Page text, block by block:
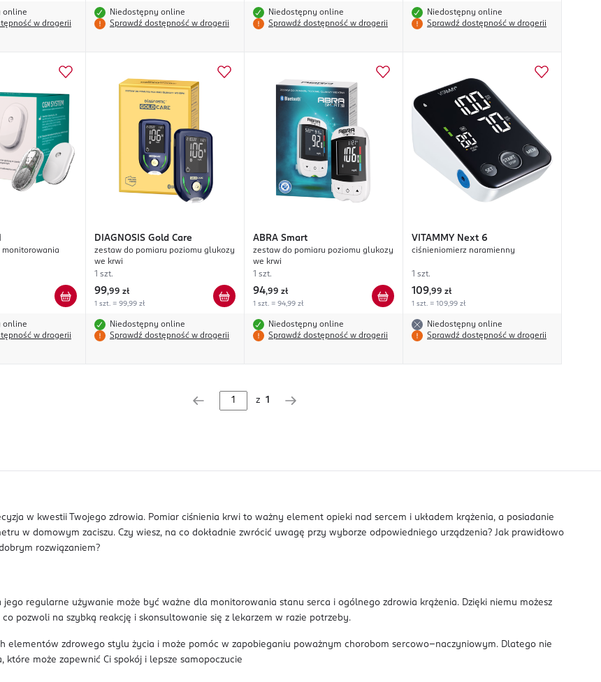
online
w drogerii
Niedostępny online
Sprawdź dostępność w drogerii
Niedostępny online
Sprawdź dostępność w drogerii
Niedostępny online
Sprawdź dostępność w drogerii
monitorowania
online
w drogerii
DIAGNOSIS Gold Care
zestaw do pomiaru poziomu glukozy
we krwi
1 szt.
99,99 zł
1 szt. = 99,99 zł
Niedostępny online
Sprawdź dostępność w drogerii
ABRA Smart
zestaw do pomiaru poziomu glukozy
we krwi
1 szt.
94,99 zł
1 szt. = 94,99 zł
Niedostępny online
Sprawdź dostępność w drogerii
VITAMMY Next 6
ciśnieniomierz naramienny
1 szt.
109,99 zł
1 szt. = 109,99 zł
Niedostępny online
Sprawdź dostępność w drogerii
z 1
w kwestii Twojego zdrowia. Pomiar ciśnienia krwi to ważny element opieki nad sercem i układem krążenia, a posiadanie
w domowym zaciszu. Czy wiesz, na co dokładnie zwrócić uwagę przy wyborze odpowiedniego urządzenia? Jak prawidłowo
rozwiązaniem?
regularne używanie może być ważne dla monitorowania stanu serca i ogólnego zdrowia krążenia. Dzięki niemu możesz
pozwoli na szybką reakcję i skonsultowanie się z lekarzem w razie potrzeby.
elementów zdrowego stylu życia i może pomóc w zapobieganiu poważnym chorobom sercowo–naczyniowym. Dlatego nie
może zapewnić Ci spokój i lepsze samopoczucie